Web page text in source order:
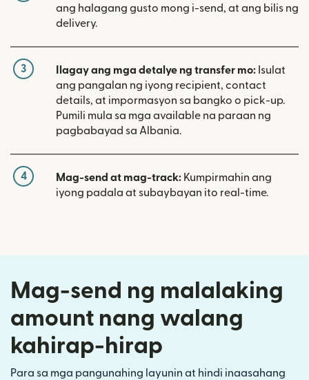
ang halagang gusto mong i-send, at ang bilis ng
delivery.
3 Ilagay ang mga detalye ng transfer mo: Isulat
ang pangalan ng iyong recipient, contact
details, at impormasyon sa bangko o pick-up.
Pumili mula sa mga available na paraan ng
pagbabayad sa Albania.
4 Mag-send at mag-track: Kumpirmahin ang
iyong padala at subaybayan ito real-time.
Mag-send ng malalaking
amount nang walang
kahirap-hirap
Para sa mga pangunahing layunin at hindi inaasahang